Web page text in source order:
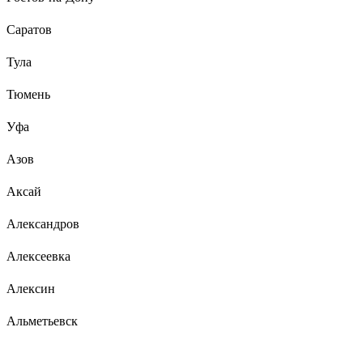
Саратов
Тула
Тюмень
Уфа
Азов
Аксай
Александров
Алексеевка
Алексин
Альметьевск